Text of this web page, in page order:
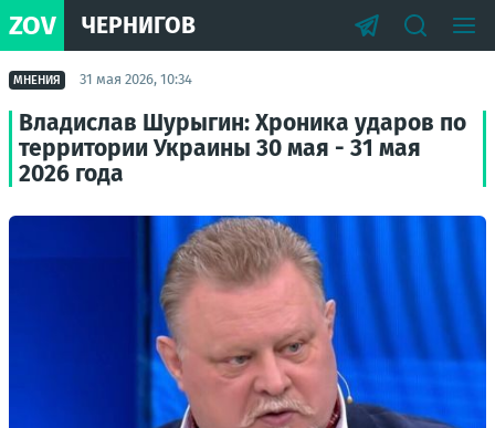
ZOV ЧЕРНИГОВ
МНЕНИЯ 31 мая 2026, 10:34
Владислав Шурыгин: Хроника ударов по
территории Украины 30 мая - 31 мая
2026 года